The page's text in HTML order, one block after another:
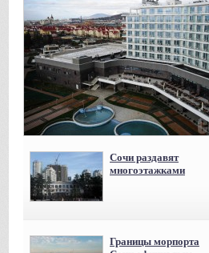
Сочи раздавят
многоэтажками
Границы морпорта